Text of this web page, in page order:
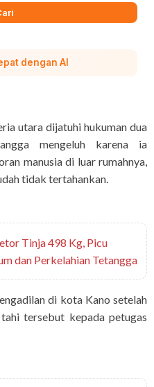
dengan AI
utara dijatuhi hukuman dua
mengeluh karena ia
manusia di luar rumahnya,
tidak tertahankan.
Tinja 498 Kg, Picu
dan Perkelahian Tetangga
di kota Kano setelah
tersebut kepada petugas